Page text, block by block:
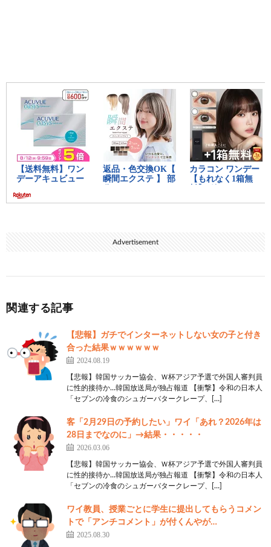
Advertisement
関連する記事
【悲報】ガチでインターネットしない女の子と付き
合った結果ｗｗｗｗｗｗ
2024.08.19
【悲報】韓国サッカー協会、Ｗ杯アジア予選で外国人審判員
に性的接待か…韓国放送局が独占報道 【衝撃】令和の日本人
「セブンの冷食のシュガーバタークレープ、[…]
客「2月29日の予約したい」ワイ「あれ？2026年は
28日までなのに」→結果・・・・・
2026.03.06
【悲報】韓国サッカー協会、Ｗ杯アジア予選で外国人審判員
に性的接待か…韓国放送局が独占報道 【衝撃】令和の日本人
「セブンの冷食のシュガーバタークレープ、[…]
ワイ教員、授業ごとに学生に提出してもらうコメン
トで「アンチコメント」が付くんやが…
2025.08.30